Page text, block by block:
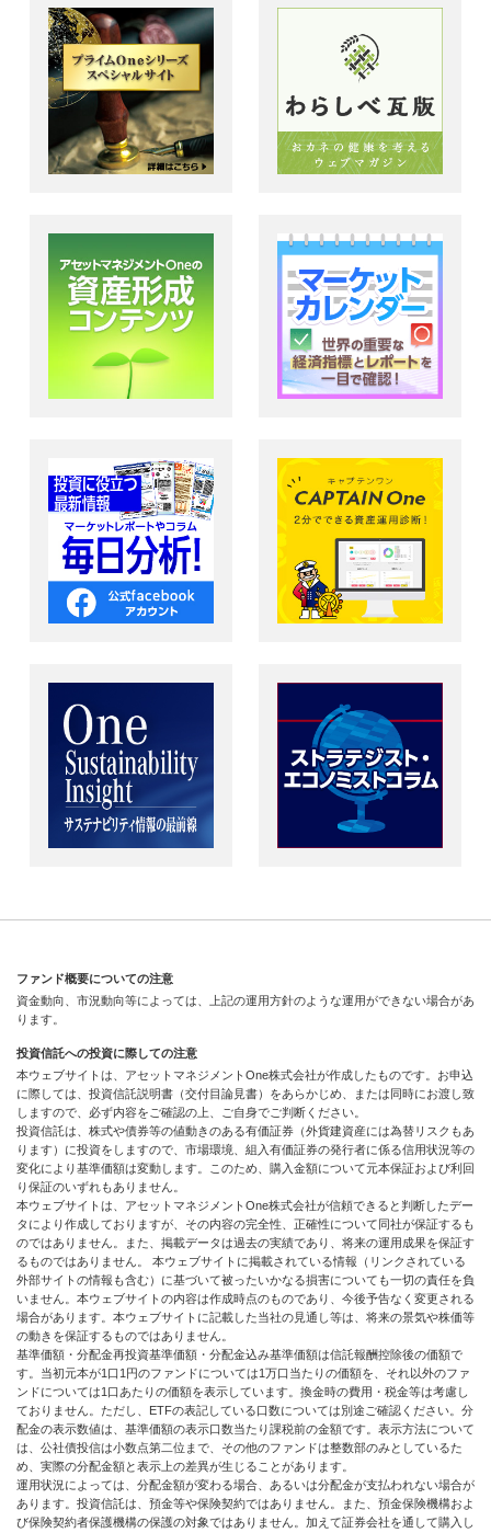
ファンド概要についての注意
資金動向、市況動向等によっては、上記の運用方針のような運用ができない場合があ
ります。
投資信託への投資に際しての注意
本ウェブサイトは、アセットマネジメントOne株式会社が作成したものです。お申込
に際しては、投資信託説明書（交付目論見書）をあらかじめ、または同時にお渡し致
しますので、必ず内容をご確認の上、ご自身でご判断ください。
投資信託は、株式や債券等の値動きのある有価証券（外貨建資産には為替リスクもあ
ります）に投資をしますので、市場環境、組入有価証券の発行者に係る信用状況等の
変化により基準価額は変動します。このため、購入金額について元本保証および利回
り保証のいずれもありません。
本ウェブサイトは、アセットマネジメントOne株式会社が信頼できると判断したデー
タにより作成しておりますが、その内容の完全性、正確性について同社が保証するも
のではありません。また、掲載データは過去の実績であり、将来の運用成果を保証す
るものではありません。 本ウェブサイトに掲載されている情報（リンクされている
外部サイトの情報も含む）に基づいて被ったいかなる損害についても一切の責任を負
いません。本ウェブサイトの内容は作成時点のものであり、今後予告なく変更される
場合があります。本ウェブサイトに記載した当社の見通し等は、将来の景気や株価等
の動きを保証するものではありません。
基準価額・分配金再投資基準価額・分配金込み基準価額は信託報酬控除後の価額で
す。当初元本が1口1円のファンドについては1万口当たりの価額を、それ以外のファ
ンドについては1口あたりの価額を表示しています。換金時の費用・税金等は考慮し
ておりません。ただし、ETFの表記している口数については別途ご確認ください。分
配金の表示数値は、基準価額の表示口数当たり課税前の金額です。表示方法について
は、公社債投信は小数点第二位まで、その他のファンドは整数部のみとしているた
め、実際の分配金額と表示上の差異が生じることがあります。
運用状況によっては、分配金額が変わる場合、あるいは分配金が支払われない場合が
あります。投資信託は、預金等や保険契約ではありません。また、預金保険機構およ
び保険契約者保護機構の保護の対象ではありません。加えて証券会社を通して購入し